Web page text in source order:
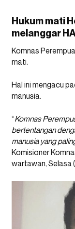
Hukum mati
melanggar
Komnas
mati.
Hal ini mengacu
manusia.
“Komnas
bertentangan
manusia yang
Komisioner
wartawan,